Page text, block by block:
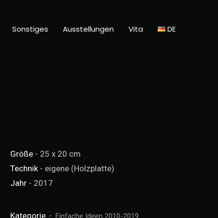
Sonstiges Ausstellungen Vita DE
Größe - 25 x 20 cm
Technik- eigene (Holzplatte)
Jahr - 2017
Kategorie Einfache Ideen 2010-2019